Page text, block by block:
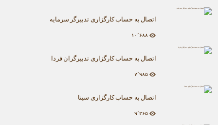
اتصال به حساب کارگزاری تدبیرگر سرمایه
۱۰٬۶۸۸
اتصال به حساب کارگزاری تدبیرگران فردا
۷٬۹۸۵
اتصال به حساب کارگزاری سینا
۹٬۲۶۵